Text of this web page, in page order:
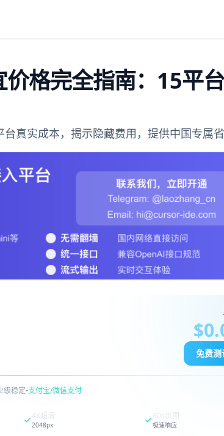
格完全指南：15平
真实成本，揭示隐藏费用，提供中国专属
免费测
级稳定·支付宝/微信支付
4K超清
2048px
30s出图
极速响应